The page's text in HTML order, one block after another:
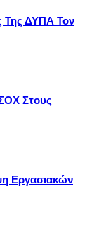
Της ΔΥΠΑ Τον
Στους
Εργασιακών